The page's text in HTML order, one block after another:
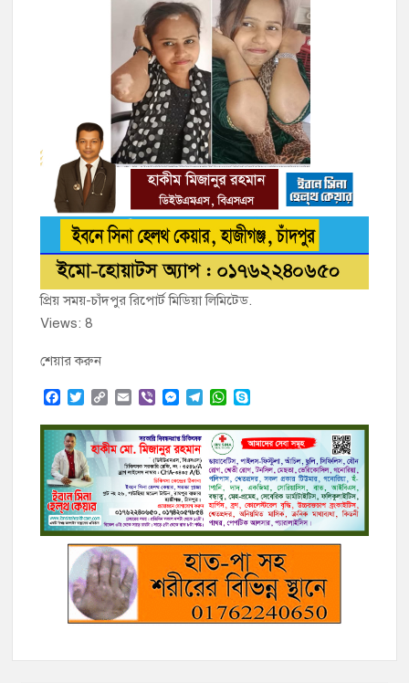
প্রিয় সময়-চাঁদপুর রিপোর্ট মিডিয়া লিমিটেড.
Views: 8
শেয়ার করুন
F
c
e
b
o
o
k
T
i
t
t
e
r
C
p
y
L
i
n
k
E
a
i
l
V
b
e
r
M
s
s
e
n
g
e
r
T
l
e
g
a
m
W
a
t
s
A
p
p
y
p
e